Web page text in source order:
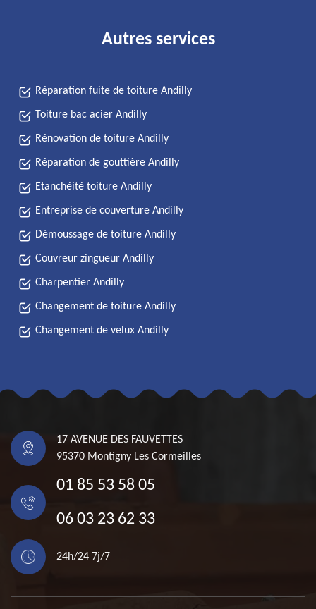
Autres services
Réparation fuite de toiture Andilly
Toiture bac acier Andilly
Rénovation de toiture Andilly
Réparation de gouttière Andilly
Etanchéité toiture Andilly
Entreprise de couverture Andilly
Démoussage de toiture Andilly
Couvreur zingueur Andilly
Charpentier Andilly
Changement de toiture Andilly
Changement de velux Andilly
17 AVENUE DES FAUVETTES
95370 Montigny Les Cormeilles
01 85 53 58 05
06 03 23 62 33
24h/24 7j/7